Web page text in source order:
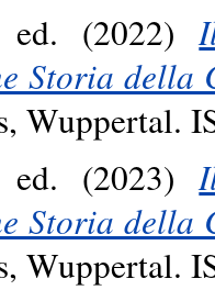
ed. (2022)
Storia della
Wuppertal.
ed. (2023)
Storia della
Wuppertal.